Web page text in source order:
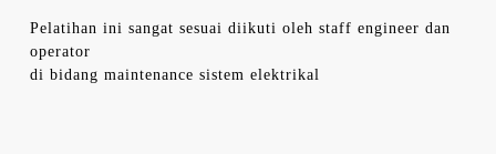
Pelatihan ini sangat sesuai diikuti oleh staff engineer dan
operator
di bidang maintenance sistem elektrikal